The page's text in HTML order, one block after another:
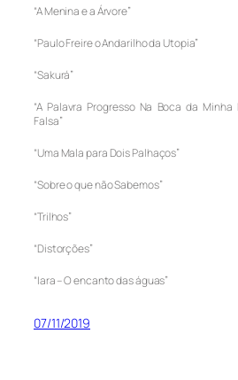
“A Menina e a Árvore”
“Paulo Freire o Andarilho da Utopia”
“Sakurá”
“A Palavra Progresso Na Boca da
Falsa”
“Uma Mala para Dois Palhaços”
“Sobre o que não Sabemos”
“Trilhos”
“Distorções”
“Iara – O encanto das águas”
07/11/2019